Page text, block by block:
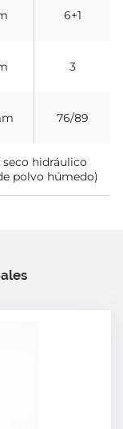
6+1
3
76/89
hidráulico
polvo húmedo)